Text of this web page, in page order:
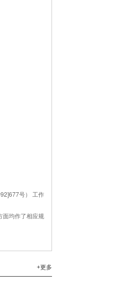
号） 工作
面均作了相应规
+更多